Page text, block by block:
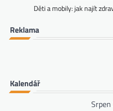
Děti a mobily: jak najít
Reklama
Kalendář